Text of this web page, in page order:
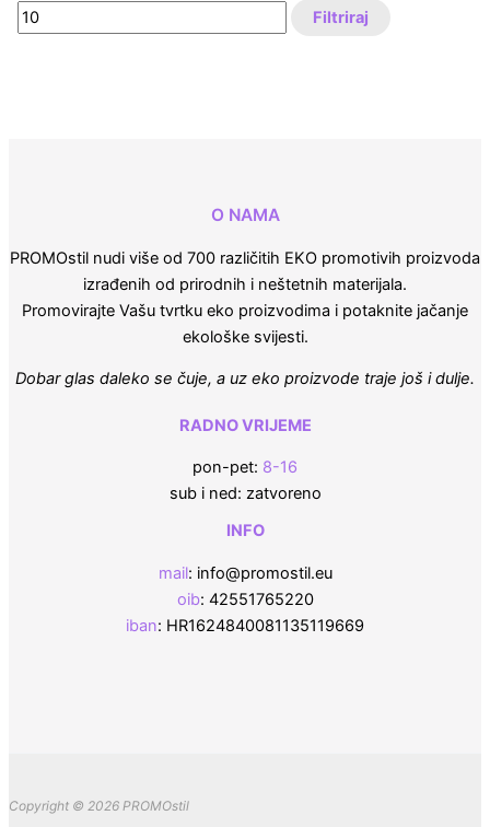
Filtriraj
O NAMA
PROMOstil nudi više od 700 različitih EKO promotivih proizvoda
izrađenih od prirodnih i neštetnih materijala.
Promovirajte Vašu tvrtku eko proizvodima i potaknite jačanje
ekološke svijesti.
Dobar glas daleko se čuje, a uz eko proizvode traje još i dulje.
RADNO VRIJEME
pon-pet: 8-16
sub i ned: zatvoreno
INFO
mail: info@promostil.eu
oib: 42551765220
iban: HR1624840081135119669
Copyright © 2026 PROMOstil